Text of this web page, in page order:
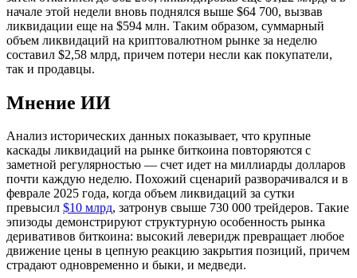
начале этой недели вновь поднялся выше $64 700, вызвав
ликвидации еще на $594 млн. Таким образом, суммарный
объем ликвидаций на криптовалютном рынке за неделю
составил $2,58 млрд, причем потери несли как покупатели,
так и продавцы.
Мнение ИИ
Анализ исторических данных показывает, что крупные
каскады ликвидаций на рынке биткоина повторяются с
заметной регулярностью — счет идет на миллиарды долларов
почти каждую неделю. Похожий сценарий разворачивался и в
феврале 2025 года, когда объем ликвидаций за сутки
превысил $10 млрд, затронув свыше 730 000 трейдеров. Такие
эпизоды демонстрируют структурную особенность рынка
деривативов биткоина: высокий леверидж превращает любое
движение цены в цепную реакцию закрытия позиций, причем
страдают одновременно и быки, и медведи.